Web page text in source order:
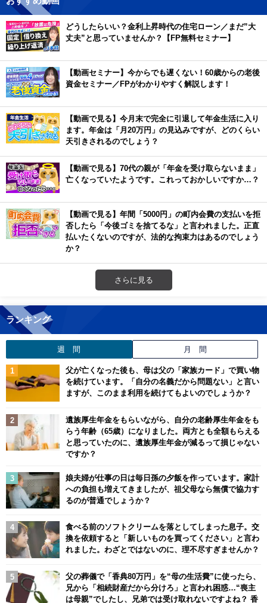
どうしたらいい？金利上昇時代の住宅ローン／まだ”大
丈夫”と思っていませんか？【FP無料セミナー】
【動画セミナー】今からでも遅くない！60歳からの老後
資金セミナー／FPがわかりやすく解説します！
【動画で見る】今月末で完全に引退して年金生活に入り
ます。年金は「月20万円」の見込みですが、どのくらい
天引きされるのでしょう？
【動画で見る】70代の親が「年金を受け取らないまま」
亡くなっていたようです。これっておかしいですか…？
【動画で見る】年間「5000円」の町内会費の支払いを拒
否したら「今後ゴミを捨てるな」と言われました。正直
払いたくないのですが、法的な拘束力はあるのでしょう
か？
さらに見る
ランキング
週 間 月 間
父が亡くなった後も、母は父の「家族カード」で買い物
を続けています。「自分の名義だから問題ない」と言い
ますが、このまま利用を続けてもよいのでしょうか？
遺族厚生年金をもらいながら、自分の老齢厚生年金をも
らう年齢（65歳）になりました。両方とも全額もらえる
と思っていたのに、遺族厚生年金が減るって損じゃない
ですか？
娘夫婦が仕事の日は毎日孫の夕飯を作っています。家計
への負担も増えてきましたが、祖父母なら無償で協力す
るのが普通でしょうか？
食べる前のソフトクリームを落としてしまった息子。交
換を依頼すると「新しいものを買ってください」と言わ
れました。わざとではないのに、理不尽すぎませんか？
父の葬儀で「香典80万円」を“母の生活費”に使ったら、
兄から「相続財産だから分けろ」と言われ困惑…“喪主
は母親”でしたし、兄弟では受け取れないですよね？ 香